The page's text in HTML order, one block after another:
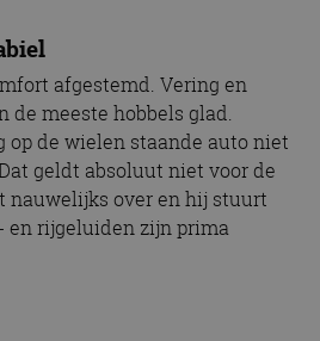
afgestemd. Vering en
de meeste hobbels glad.
op de wielen staande auto niet
geldt absoluut niet voor de
nauwelijks over en hij stuurt
en rijgeluiden zijn prima